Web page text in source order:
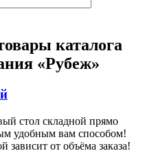
каталога
«Рубеж»
стол складной прямо
удобным вам способом!
зависит от объёма заказа!